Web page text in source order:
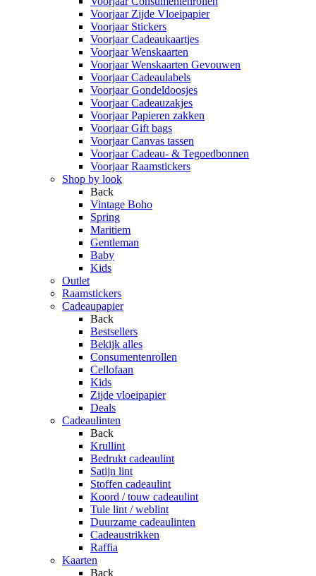
Voorjaar Zijde Vloeipapier
Voorjaar Stickers
Voorjaar Cadeaukaartjes
Voorjaar Wenskaarten
Voorjaar Wenskaarten Gevouwen
Voorjaar Cadeaulabels
Voorjaar Gondeldoosjes
Voorjaar Cadeauzakjes
Voorjaar Papieren zakken
Voorjaar Gift bags
Voorjaar Canvas tassen
Voorjaar Cadeau- & Tegoedbonnen
Voorjaar Raamstickers
Shop by look
Back
Vintage Boho
Spring
Maritiem
Gentleman
Baby
Kids
Outlet
Raamstickers
Cadeaupapier
Back
Bestsellers
Bekijk alles
Consumentenrollen
Cellofaan
Kids
Zijde vloeipapier
Deals
Cadeaulinten
Back
Krullint
Bedrukt cadeaulint
Satijn lint
Stoffen cadeaulint
Koord / touw cadeaulint
Tule lint / weblint
Duurzame cadeaulinten
Cadeaustrikken
Raffia
Kaarten
Back